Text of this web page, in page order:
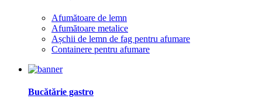
Afumătoare de lemn
Afumătoare metalice
Așchii de lemn de fag pentru afumare
Containere pentru afumare
Bucătărie gastro